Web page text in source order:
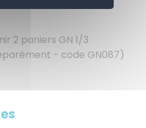
2 paniers GN 1/3
- code GN087)